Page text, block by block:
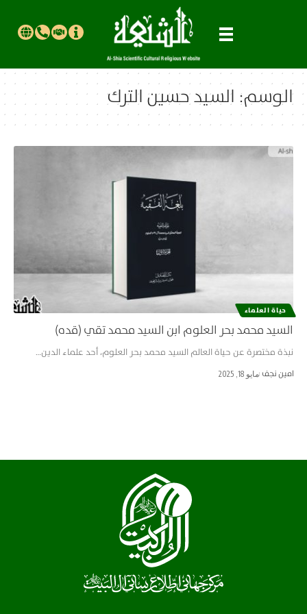
الوسم: السيد حسين الترك
حياة العلماء
السيد محمد بحر العلوم ابن السيد محمد تقي (قده)
نبذة مختصرة عن حياة العالم السيد محمد بحر العلوم، أحد علماء الدين…
امین نجف مايو 18, 2025